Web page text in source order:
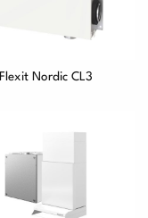
Flexit Nordic CL3